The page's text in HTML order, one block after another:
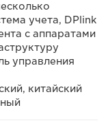
учета, DPlink
с аппаратами
управления
китайский